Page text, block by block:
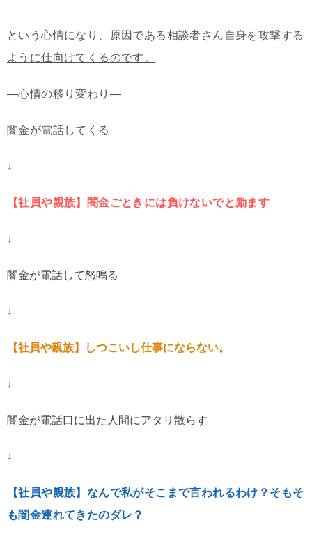
という心情になり、
原因である相談者さん自身を攻撃する
ように仕向けてくるのです。
—心情の移り変わり—
闇金が電話してくる
↓
【社員や親族】闇金ごときには負けないでと励ます
↓
闇金が電話して怒鳴る
↓
【社員や親族】しつこいし仕事にならない。
↓
闇金が電話口に出た人間にアタリ散らす
↓
【社員や親族】なんで私がそこまで言われるわけ？そもそ
も闇金連れてきたのダレ？